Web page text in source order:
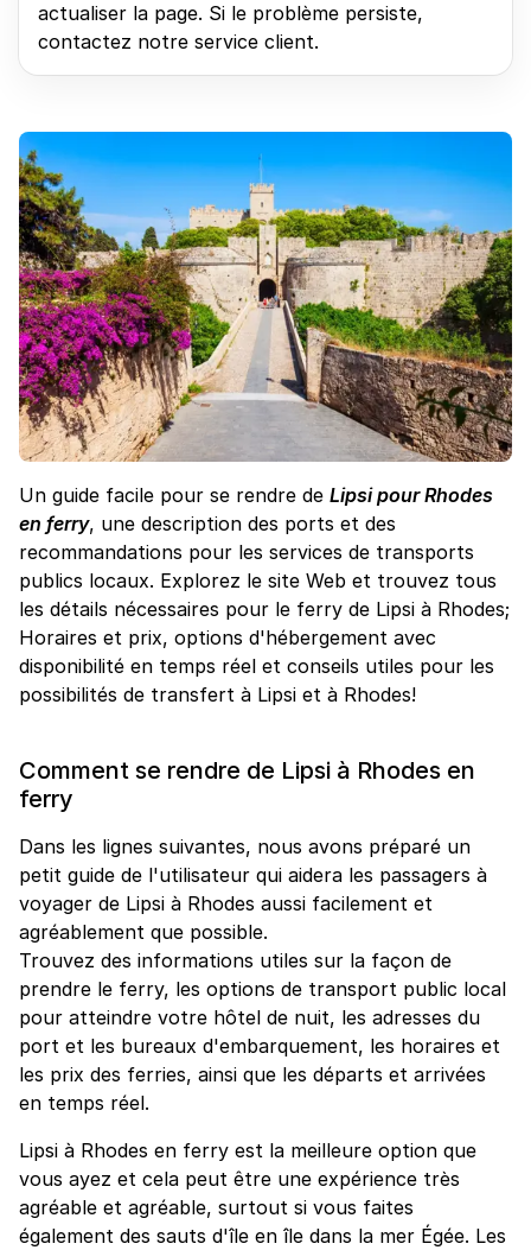
Un guide facile pour se rendre de Lipsi pour Rhodes
en ferry, une description des ports et des
recommandations pour les services de transports
publics locaux. Explorez le site Web et trouvez tous
les détails nécessaires pour le ferry de Lipsi à Rhodes;
Horaires et prix, options d'hébergement avec
disponibilité en temps réel et conseils utiles pour les
possibilités de transfert à Lipsi et à Rhodes!
Comment se rendre de Lipsi à Rhodes en
ferry
Dans les lignes suivantes, nous avons préparé un
petit guide de l'utilisateur qui aidera les passagers à
voyager de Lipsi à Rhodes aussi facilement et
agréablement que possible.
Trouvez des informations utiles sur la façon de
prendre le ferry, les options de transport public local
pour atteindre votre hôtel de nuit, les adresses du
port et les bureaux d'embarquement, les horaires et
les prix des ferries, ainsi que les départs et arrivées
en temps réel.
Lipsi à Rhodes en ferry est la meilleure option que
vous ayez et cela peut être une expérience très
agréable et agréable, surtout si vous faites
également des sauts d'île en île dans la mer Égée. Les
actualiser la page. Si le problème persiste,
contactez notre service client.